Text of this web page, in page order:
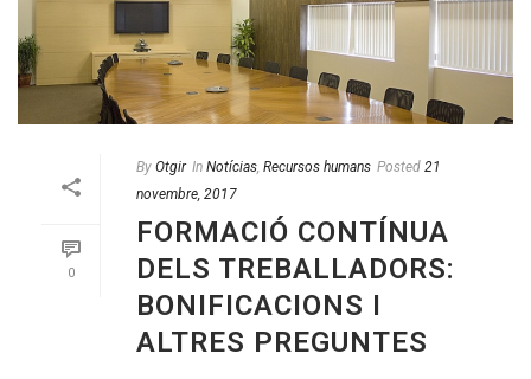
0
By Otgir In Notícias Recursos humans Posted 21
novembre, 2017
FORMACIÓ CONTÍNUA
DELS TREBALLADORS:
BONIFICACIONS I
ALTRES PREGUNTES